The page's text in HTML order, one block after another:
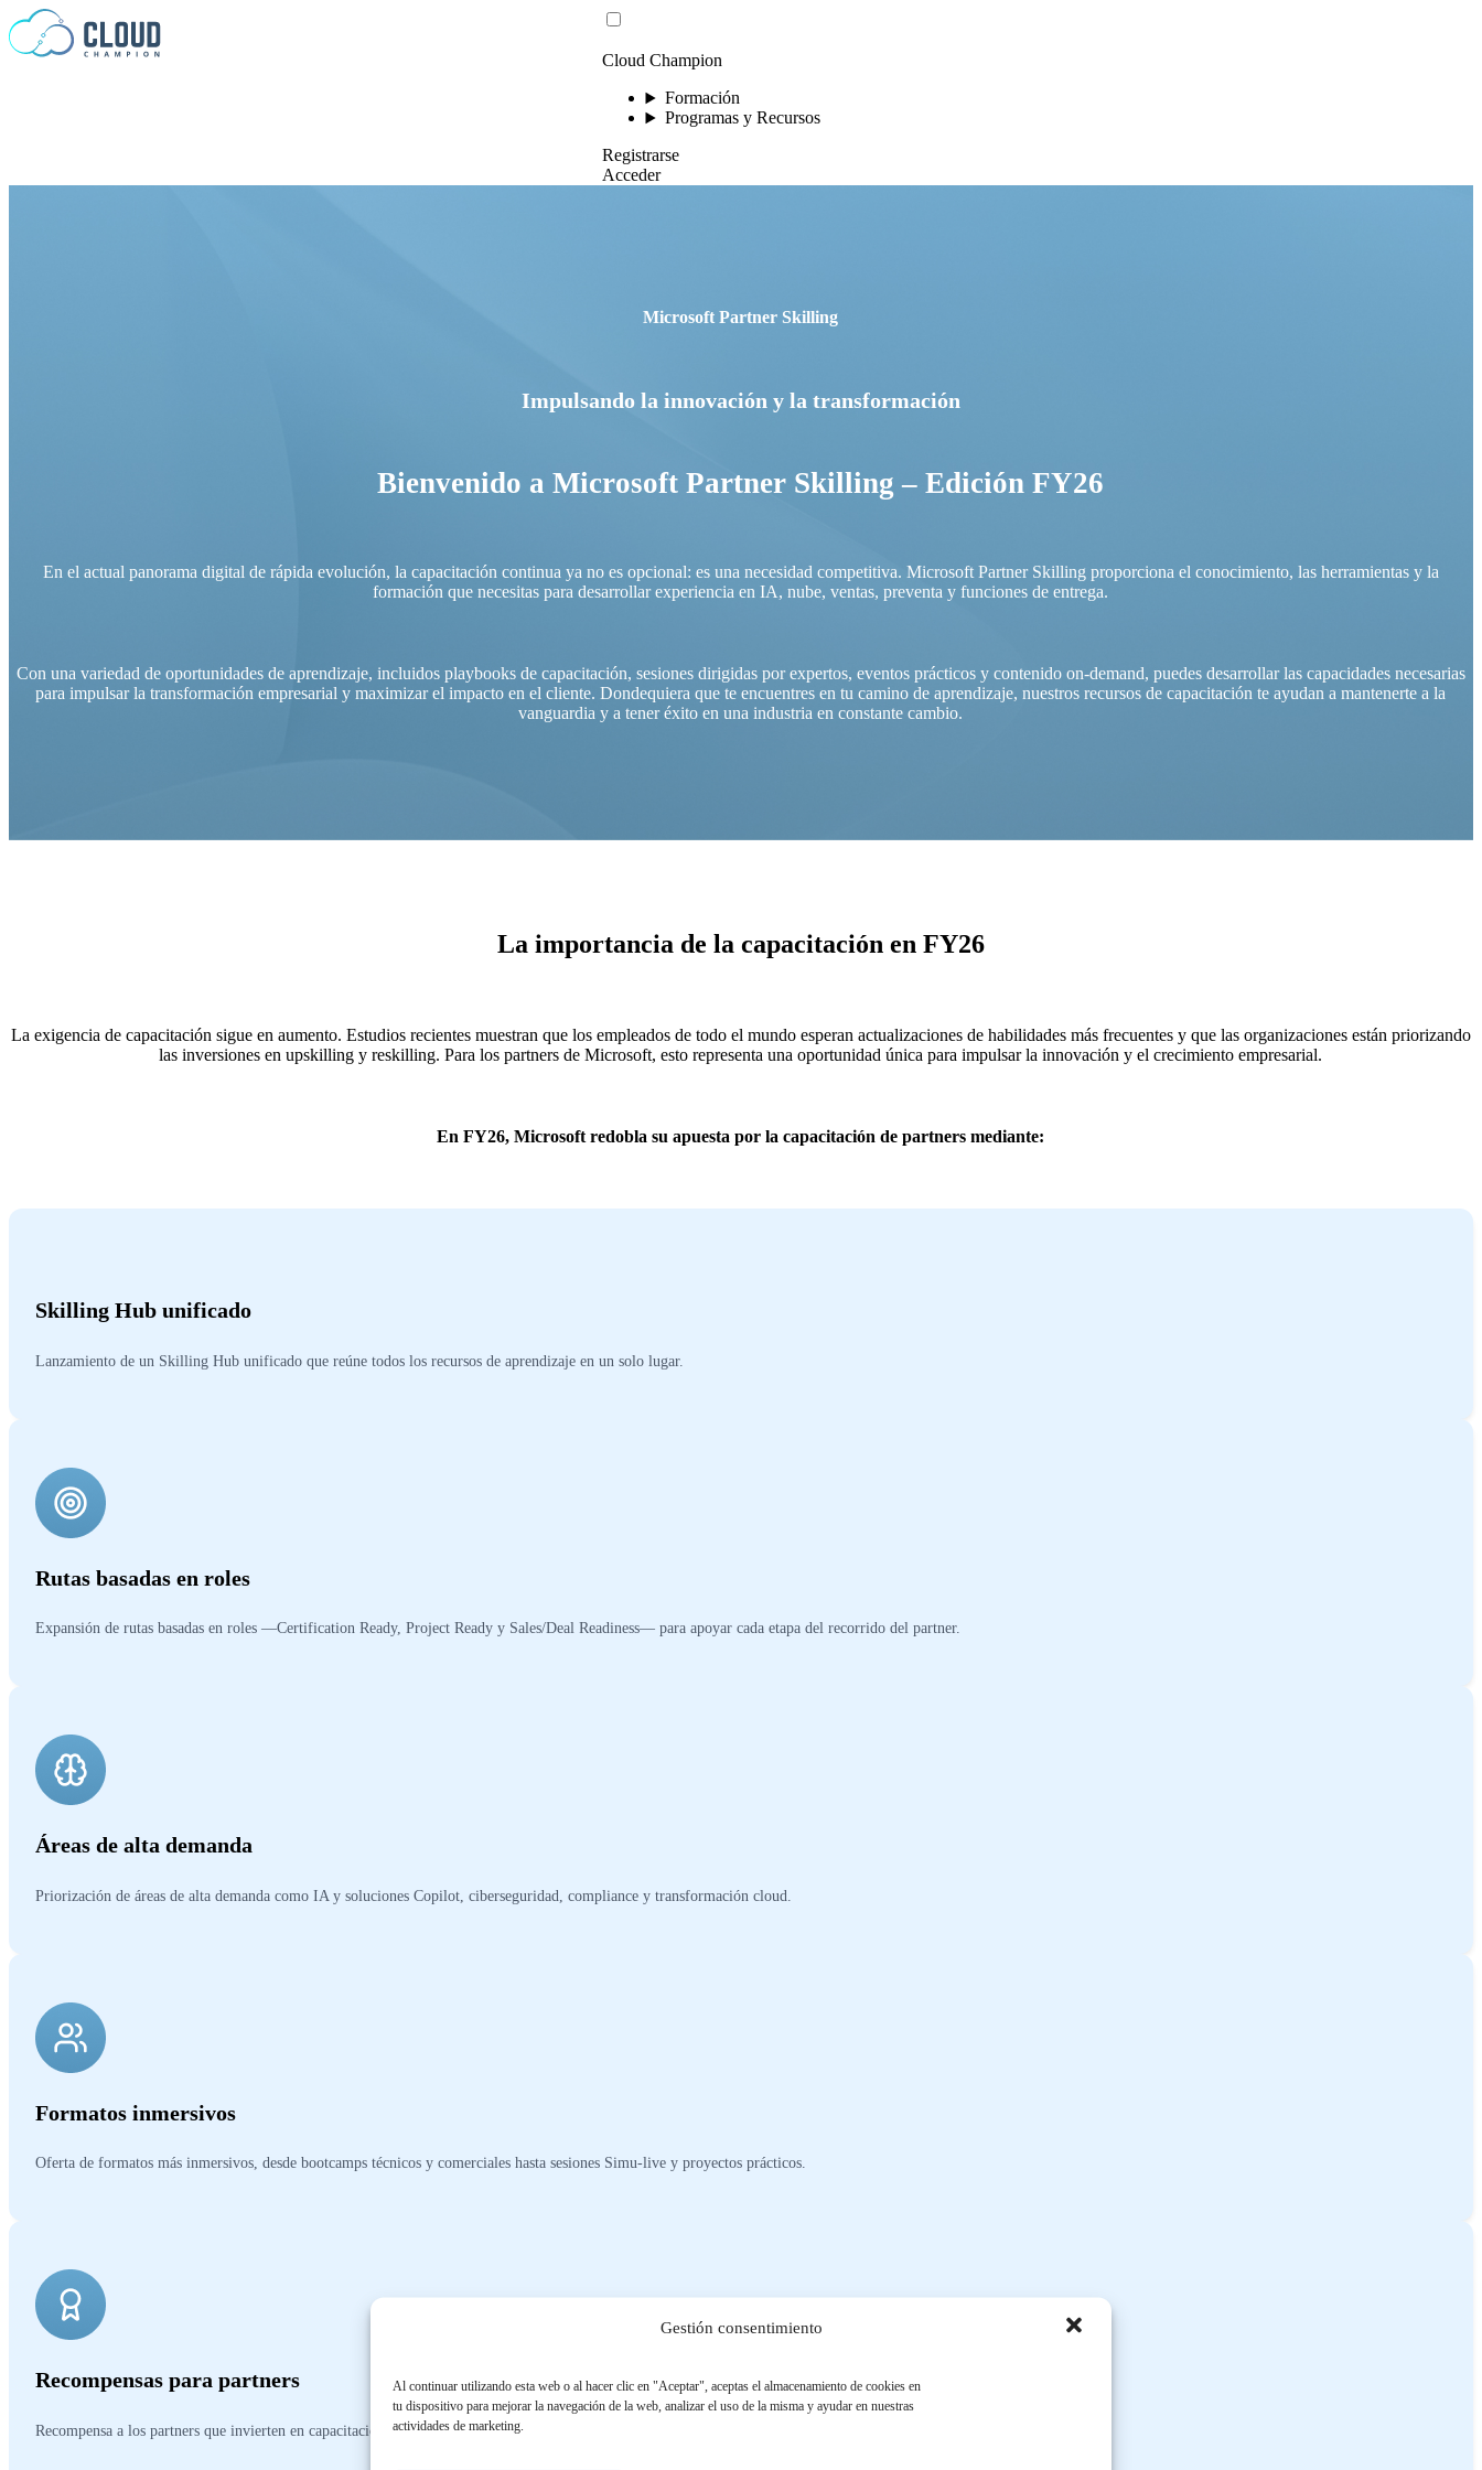
Gestión consentimiento
Al continuar utilizando esta web o al hacer clic en "Aceptar", aceptas el almacenamiento de cookies en
tu dispositivo para mejorar la navegación de la web, analizar el uso de la misma y ayudar en nuestras
actividades de marketing.
Saltar al contenido
Cloud Champion
Formación
Programas y Recursos
Registrarse
Acceder
Microsoft Partner Skilling
Impulsando la innovación y la transformación
Bienvenido a Microsoft Partner Skilling – Edición FY26
En el actual panorama digital de rápida evolución, la capacitación continua ya no es opcional: es una necesidad competitiva. Microsoft Partner Skilling proporciona el conocimiento, las herramientas y la
formación que necesitas para desarrollar experiencia en IA, nube, ventas, preventa y funciones de entrega.
Con una variedad de oportunidades de aprendizaje, incluidos playbooks de capacitación, sesiones dirigidas por expertos, eventos prácticos y contenido on-demand, puedes desarrollar las capacidades necesarias
para impulsar la transformación empresarial y maximizar el impacto en el cliente. Dondequiera que te encuentres en tu camino de aprendizaje, nuestros recursos de capacitación te ayudan a mantenerte a la
vanguardia y a tener éxito en una industria en constante cambio.
La importancia de la capacitación en FY26
La exigencia de capacitación sigue en aumento. Estudios recientes muestran que los empleados de todo el mundo esperan actualizaciones de habilidades más frecuentes y que las organizaciones están priorizando
las inversiones en upskilling y reskilling. Para los partners de Microsoft, esto representa una oportunidad única para impulsar la innovación y el crecimiento empresarial.
En FY26, Microsoft redobla su apuesta por la capacitación de partners mediante:
Skilling Hub unificado
Lanzamiento de un Skilling Hub unificado que reúne todos los recursos de aprendizaje en un solo lugar.
Rutas basadas en roles
Expansión de rutas basadas en roles —Certification Ready, Project Ready y Sales/Deal Readiness— para apoyar cada etapa del recorrido del partner.
Áreas de alta demanda
Priorización de áreas de alta demanda como IA y soluciones Copilot, ciberseguridad, compliance y transformación cloud.
Formatos inmersivos
Oferta de formatos más inmersivos, desde bootcamps técnicos y comerciales hasta sesiones Simu-live y proyectos prácticos.
Recompensas para partners
Recompensa a los partners que invierten en capacitación con incentivos, certificaciones y beneficios ampliados.